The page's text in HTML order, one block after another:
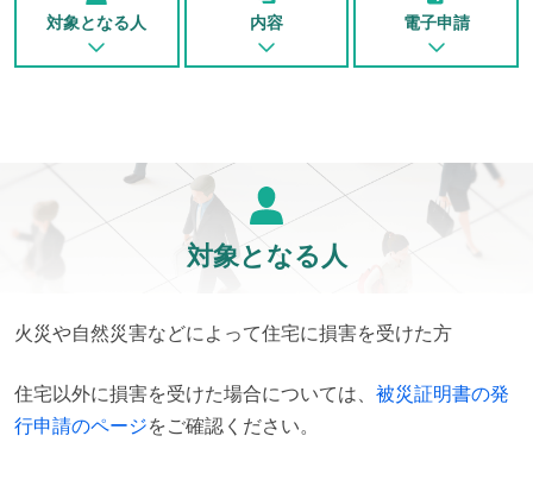
対象となる人 内容 電子申請
対象となる人
火災や自然災害などによって住宅に損害を受けた方
住宅以外に損害を受けた場合については、 被災証明書の発
行申請のページをご確認ください。